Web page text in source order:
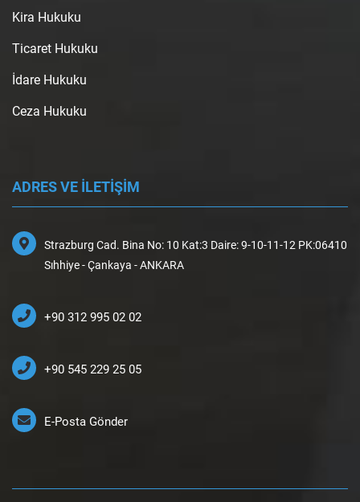
Kira Hukuku
Ticaret Hukuku
İdare Hukuku
Ceza Hukuku
ADRES VE İLETİŞİM
Strazburg Cad. Bina No: 10 Kat:3 Daire: 9-10-11-12 PK:06410
Sıhhiye - Çankaya - ANKARA
+90 312 995 02 02
+90 545 229 25 05
E-Posta Gönder